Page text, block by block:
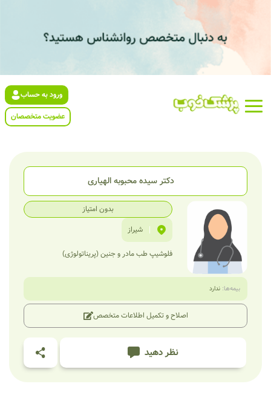
ورود به حساب
عضویت متخصصان
دکتر سیده محبوبه الهیاری
بدون امتیاز
| شیراز
فلوشیپ طب مادر و جنین (پریناتولوژی)
بیمه‌ها: ندارد
اصلاح و تکمیل اطلاعات متخصص
نظر دهید